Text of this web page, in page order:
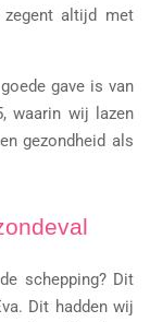
zegent altijd met
gave is van
waarin wij lazen
gezondheid als
schepping? Dit
Dit hadden wij